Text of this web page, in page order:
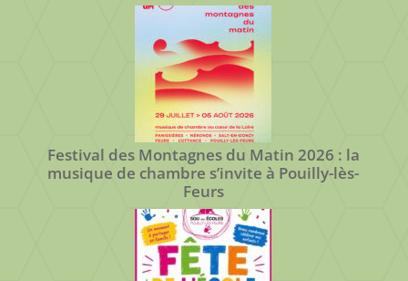
Festival des Montagnes du Matin 2026 : la
musique de chambre s’invite à Pouilly-lès-
Feurs